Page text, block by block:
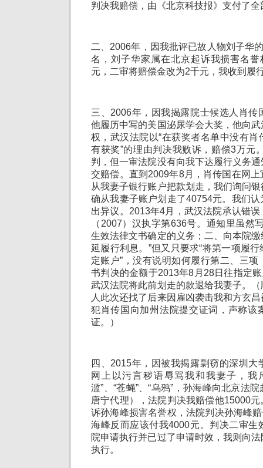
判决我赔偿，由《北京科技报》支付了
二、2006年，因我批评已故人物刘子华
名，刘子华家属在北京起诉我损害名
元，二审将赔偿金改为2千元，我收到履
三、2006年，因我揭露院士候选人肖传
他履历中写的美国泌尿学会大奖，他向
权，武汉法院以“在获奖者名单中没有
有获奖”的理由判决我败诉，赔偿3万元
判，但一审法院没有向我下达履行义务
交赔偿。直到2009年8月，肖传国在网
从我妻子银行账户把款划走，我们询问
确从我妻子账户划走了40754元。我们
出异议。2013年4月，武汉法院承认错
（2007）汉执字第636号。通知里虽然
生效法律文书确定的义务；二、向本院
延履行利息。”但又只要求“将第一项履
定账户”，没有说明如何履行第二、三
书判决的金额于2013年8月28日往指定
武汉法院将此前划走的款退给我妻子。
人此次还找了后来因雇凶袭击我和方玄
犯肖传国向加州法院提交证词，声称该
证。）
四、2015年，因被我揭露剽窃的深圳大
网上以污言秽语辱骂我和我妻子，我
滥”、“苍蝇”、“乌鸦”，孙海峰向北京法
唐宁代理），法院判决我赔偿他15000
诉孙海峰损害名誉权，法院判决孙海峰
海峰反而应该付我4000元。判决二审生
院申请执行并已过了申请时效，我则向
执行。